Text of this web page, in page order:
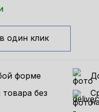
один клик
форме
товара без